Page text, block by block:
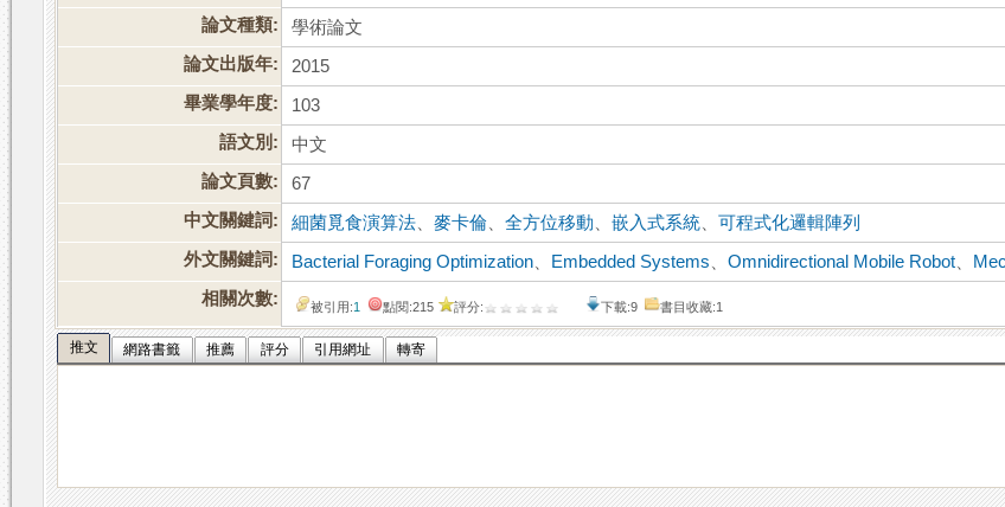
論文種類:
學術論文
論文出版年:
2015
畢業學年度:
103
語文別:
中文
論文頁數:
67
中文關鍵詞:
細菌覓食演算法 、麥卡倫 、全方位移動 、嵌入式系統 、可程式化邏輯陣列
外文關鍵詞:
Bacterial Foraging Optimization Embedded Systems 、Omnidirectional Mobile Robot
相關次數:
被引用:1 點閱:215 評分: 下載:9 書目收藏:1
推文 網路書籤 推薦 評分 引用網址 轉寄